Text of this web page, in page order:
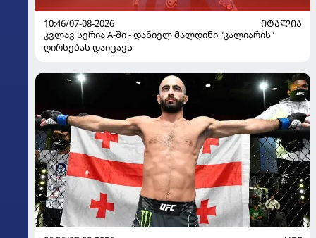
10:46/07-08-2026
ᲘᲢᲐᲚᲘᲐ
კვლავ სერია A-ში - დანიელ მალდინი "კალიარის"
ღირსებას დაიცავს